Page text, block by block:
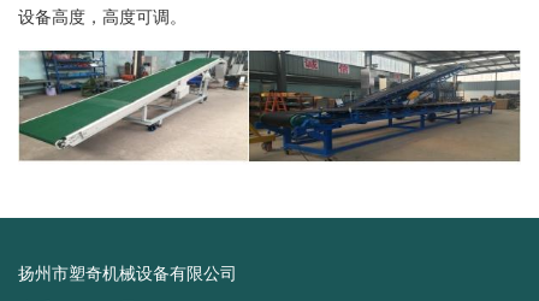
设备高度，高度可调。
扬州市塑奇机械设备有限公司